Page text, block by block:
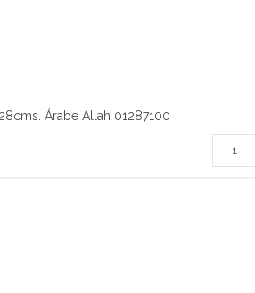
Árabe Allah 01287100